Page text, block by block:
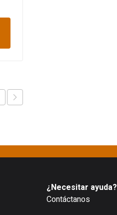
¿Necesitar ayuda?
Contáctanos